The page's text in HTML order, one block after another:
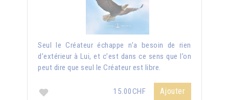
Seul le Créateur échappe n’a besoin de rien
d’extérieur à Lui, et c’est dans ce sens que l’on
peut dire que seul le Créateur est libre.
15.00CHF Ajouter